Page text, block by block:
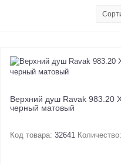
Верхний душ Ravak 983.20
черный матовый
Код товара: 32641 Количество: